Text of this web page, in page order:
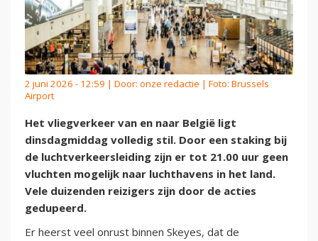
2 juni 2026 - 12:59 | Door: onze redactie | Foto: Brussels
Airport
Het vliegverkeer van en naar België ligt
dinsdagmiddag volledig stil. Door een staking bij
de luchtverkeersleiding zijn er tot 21.00 uur geen
vluchten mogelijk naar luchthavens in het land.
Vele duizenden reizigers zijn door de acties
gedupeerd.
Er heerst veel onrust binnen Skeyes, dat de